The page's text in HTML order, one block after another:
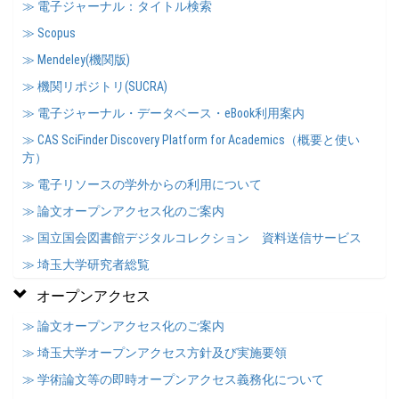
≫ 電子ジャーナル：タイトル検索
≫ Scopus
≫ Mendeley(機関版)
≫ 機関リポジトリ(SUCRA)
≫ 電子ジャーナル・データベース・eBook利用案内
≫ CAS SciFinder Discovery Platform for Academics（概要と使い
方）
≫ 電子リソースの学外からの利用について
≫ 論文オープンアクセス化のご案内
≫ 国立国会図書館デジタルコレクション 資料送信サービス
≫ 埼玉大学研究者総覧
オープンアクセス
≫ 論文オープンアクセス化のご案内
≫ 埼玉大学オープンアクセス方針及び実施要領
≫ 学術論文等の即時オープンアクセス義務化について